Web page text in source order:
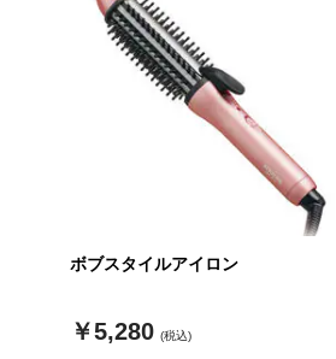
ボブスタイルアイロン
￥5,280 (税込)